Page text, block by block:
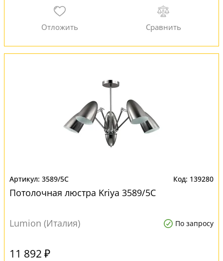
3589/5C 139280
Потолочная люстра Kriya 3589/5C
Lumion (Италия) По запросу
11 892 ₽